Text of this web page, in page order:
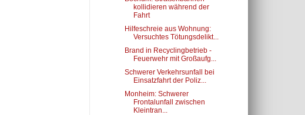
kollidieren während der
Fahrt
Hilfeschreie aus Wohnung:
Versuchtes Tötungsdelikt...
Brand in Recyclingbetrieb -
Feuerwehr mit Großaufg...
Schwerer Verkehrsunfall bei
Einsatzfahrt der Poliz...
Monheim: Schwerer
Frontalunfall zwischen
Kleintran...